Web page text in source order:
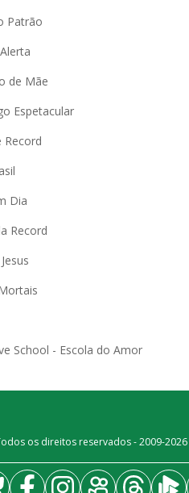
Patrão
de Mãe
Espetacular
Record
Dia
Record
School - Escola do Amor
os direitos reservados - 2009-2026